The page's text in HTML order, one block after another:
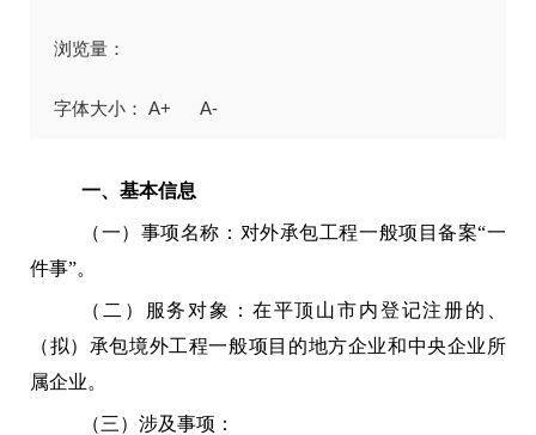
浏览量：
A+ A-
一、 基本信息
（一）事项名称：对外承包工程一般项目备案“一
件事”。
（二）服务对象：在平顶山市内登记注册的、
（拟）承包境外工程一般项目的地方企业和中央企业所
属企业。
（三）涉及事项：